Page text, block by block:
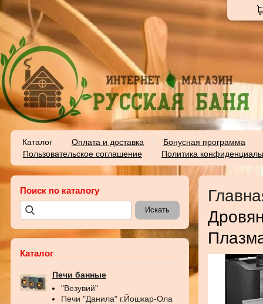
Каталог Оплата и доставка
Бонусная программа
Пользовательское соглашение
Политика
Поиск по каталогу
Каталог
Печи банные
"Везувий"
Печи "Данила" г.Йошкар-Ола